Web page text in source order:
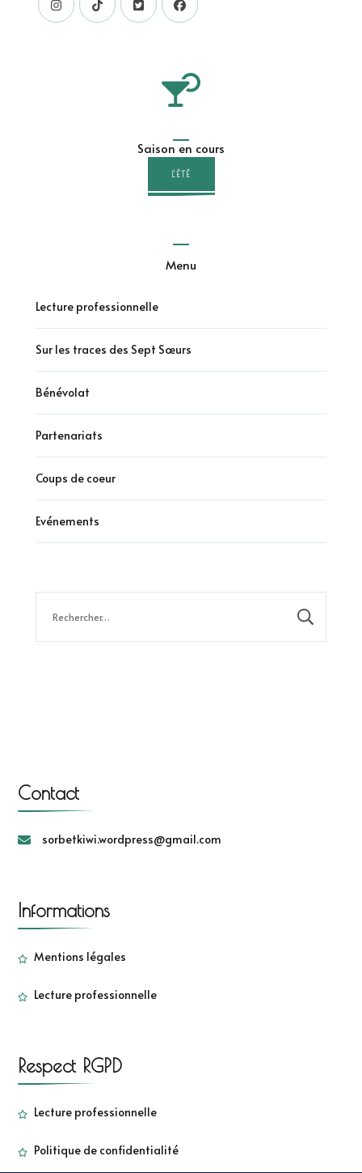
Saison en cours
L'ÉTÉ
Menu
Lecture professionnelle
Sur les traces des Sept Sœurs
Bénévolat
Partenariats
Coups de coeur
Evénements
Contact
sorbetkiwi.wordpress@gmail.com
Informations
Mentions légales
Lecture professionnelle
Respect RGPD
Lecture professionnelle
Politique de confidentialité